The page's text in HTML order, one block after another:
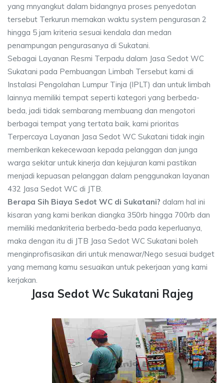
yang mnyangkut dalam bidangnya proses penyedotan
tersebut Terkurun memakan waktu system pengurasan 2
hingga 5 jam kriteria sesuai kendala dan medan
penampungan pengurasanya di Sukatani.
Sebagai Layanan Resmi Terpadu dalam Jasa Sedot WC
Sukatani pada Pembuangan Limbah Tersebut kami di
Instalasi Pengolahan Lumpur Tinja (IPLT) dan untuk limbah
lainnya memiliki tempat seperti kategori yang berbeda-
beda, jadi tidak sembarang membuang dan mengotori
berbagai tempat yang tertata baik, kami prioritas
Terpercaya Layanan Jasa Sedot WC Sukatani tidak ingin
memberikan kekecewaan kepada pelanggan dan junga
warga sekitar untuk kinerja dan kejujuran kami pastikan
menjadi kepuasan pelanggan dalam penggunakan layanan
432 Jasa Sedot WC di JTB.
Berapa Sih Biaya Sedot WC di Sukatani? dalam hal ini
kisaran yang kami berikan diangka 350rb hingga 700rb dan
memiliki medankriteria berbeda-beda pada keperluanya,
maka dengan itu di JTB Jasa Sedot WC Sukatani boleh
menginprofisasikan diri untuk menawar/Nego sesuai budget
yang memang kamu sesuaikan untuk pekerjaan yang kami
kerjakan.
Jasa Sedot Wc Sukatani Rajeg